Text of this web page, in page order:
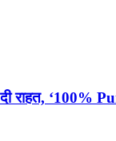
राहत, ‘100%